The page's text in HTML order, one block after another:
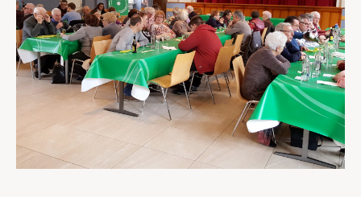
Devenir Membre
Actualités